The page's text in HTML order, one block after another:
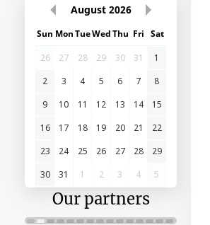
August 2026
Sun MonTueWedThu Fri Sat
26
27 28 29 30 31
1
2
3 4 5 6 7
8
9
10 11 12 13 14
15
16
17 18 19 20 21
22
23
24 25 26 27 28
29
30
31 1 2 3 4 5
Our partners